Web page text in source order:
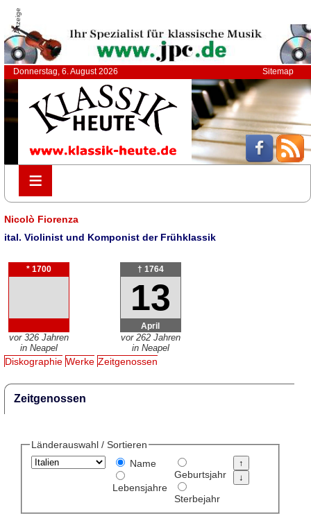
Anzeige
Donnerstag, 6. August 2026 Sitemap
≡
≡
Nicolò Fiorenza
ital. Violinist und Komponist der Frühklassik
* 1700
vor 326 Jahren
in Neapel
† 1764
13
April
vor 262 Jahren
in Neapel
Diskographie Werke Zeitgenossen
Zeitgenossen
Länderauswahl / Sortieren
Name
Lebensjahre
Geburtsjahr
Sterbejahr